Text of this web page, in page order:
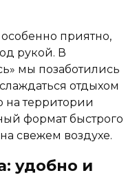
приятно,
рукой. В
мы позаботились
отдыхом
на территории
формат быстрого
свежем воздухе.
удобно и